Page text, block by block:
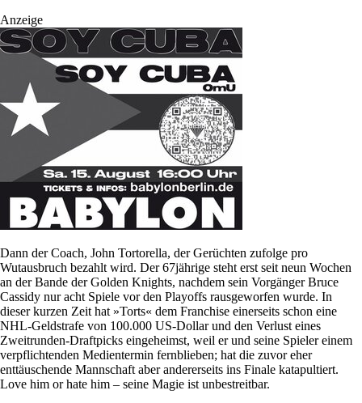
Anzeige
Dann der Coach, John Tortorella, der Gerüchten zufolge pro
Wutausbruch bezahlt wird. Der 67jährige steht erst seit neun Wochen
an der Bande der Golden Knights, nachdem sein Vorgänger Bruce
Cassidy nur acht Spiele vor den Playoffs rausgeworfen wurde. In
dieser kurzen Zeit hat »Torts« dem Franchise einerseits schon eine
NHL-Geldstrafe von 100.000 US-Dollar und den Verlust eines
Zweitrunden-Draftpicks eingeheimst, weil er und seine Spieler einem
verpflichtenden Medientermin fernblieben; hat die zuvor eher
enttäuschende Mannschaft aber andererseits ins Finale katapultiert.
Love him or hate him – seine Magie ist unbestreitbar.